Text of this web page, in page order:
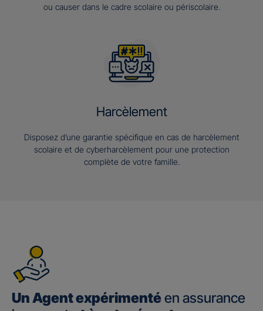
ou causer dans le cadre scolaire ou périscolaire.
Harcèlement
Disposez d’une garantie spécifique en cas de harcèlement
scolaire et de cyberharcèlement pour une protection
complète de votre famille.
Un Agent expérimentéen assurance